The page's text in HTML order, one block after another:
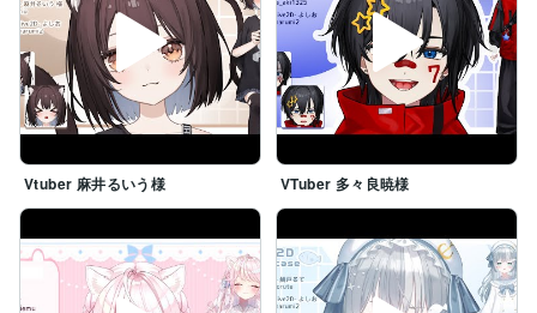
Vtuber 麻井るいう様 VTuber 多々良暁様